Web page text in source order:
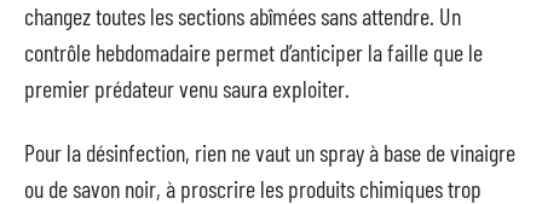
changez toutes les sections abîmées sans attendre. Un
contrôle hebdomadaire permet d’anticiper la faille que le
premier prédateur venu saura exploiter.
Pour la désinfection, rien ne vaut un spray à base de vinaigre
ou de savon noir, à proscrire les produits chimiques trop